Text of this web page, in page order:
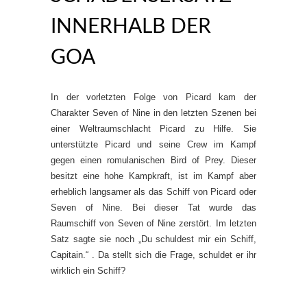
INNERHALB DER
GOA
In der vorletzten Folge von Picard kam der
Charakter Seven of Nine in den letzten Szenen bei
einer Weltraumschlacht Picard zu Hilfe. Sie
unterstützte Picard und seine Crew im Kampf
gegen einen romulanischen Bird of Prey. Dieser
besitzt eine hohe Kampkraft, ist im Kampf aber
erheblich langsamer als das Schiff von Picard oder
Seven of Nine. Bei dieser Tat wurde das
Raumschiff von Seven of Nine zerstört. Im letzten
Satz sagte sie noch „Du schuldest mir ein Schiff,
Capitain.“ . Da stellt sich die Frage, schuldet er ihr
wirklich ein Schiff?